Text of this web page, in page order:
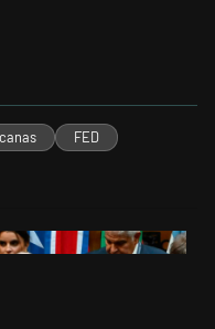
FED
Senado dio media sanción
artículo de tendencia con el